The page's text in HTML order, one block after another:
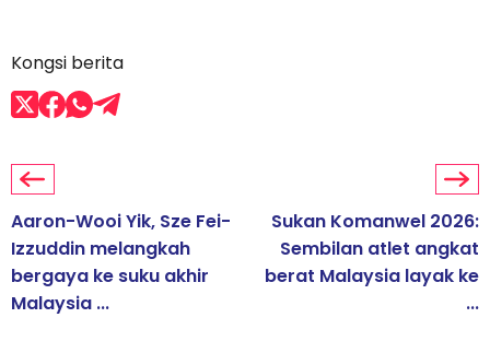
Kongsi berita
Aaron-Wooi Yik, Sze Fei-
Izzuddin melangkah
bergaya ke suku akhir
Malaysia ...
Sukan Komanwel 2026:
Sembilan atlet angkat
berat Malaysia layak ke
...